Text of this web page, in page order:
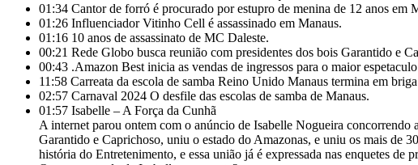
01:34 Cantor de forró é procurado por estupro de menina de 12 anos em
01:26 Influenciador Vitinho Cell é assassinado em Manaus.
01:16 10 anos de assassinato de MC Daleste.
00:21 Rede Globo busca reunião com presidentes dos bois Garantido e
00:43 .Amazon Best inicia as vendas de ingressos para o maior
11:58 Carreata da escola de samba Reino Unido Manaus termina em
02:57 Carnaval 2024 O desfile das escolas de samba de Manaus.
01:57 Isabelle – A Força da Cunhã
A internet parou ontem com o anúncio de Isabelle Nogueira
Garantido e Caprichoso, uniu o estado do Amazonas, e uniu os mais de
história do Entretenimento, e essa união já é expressada nas enquetes